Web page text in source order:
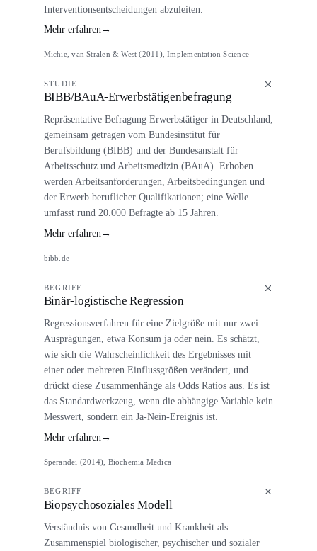
Interventionsentscheidungen abzuleiten.
Mehr erfahren→
Michie, van Stralen & West (2011), Implementation Science
STUDIE
BIBB/BAuA-Erwerbstätigenbefragung
Repräsentative Befragung Erwerbstätiger in Deutschland,
gemeinsam getragen vom Bundesinstitut für
Berufsbildung (BIBB) und der Bundesanstalt für
Arbeitsschutz und Arbeitsmedizin (BAuA). Erhoben
werden Arbeitsanforderungen, Arbeitsbedingungen und
der Erwerb beruflicher Qualifikationen; eine Welle
umfasst rund 20.000 Befragte ab 15 Jahren.
Mehr erfahren →
bibb.de
BEGRIFF
Binär-logistische Regression
Regressionsverfahren für eine Zielgröße mit nur zwei
Ausprägungen, etwa Konsum ja oder nein. Es schätzt,
wie sich die Wahrscheinlichkeit des Ergebnisses mit
einer oder mehreren Einflussgrößen verändert, und
drückt diese Zusammenhänge als Odds Ratios aus. Es ist
das Standardwerkzeug, wenn die abhängige Variable kein
Messwert, sondern ein Ja-Nein-Ereignis ist.
Mehr erfahren →
Sperandei (2014), Biochemia Medica
BEGRIFF
Biopsychosoziales Modell
Verständnis von Gesundheit und Krankheit als
Zusammenspiel biologischer, psychischer und sozialer